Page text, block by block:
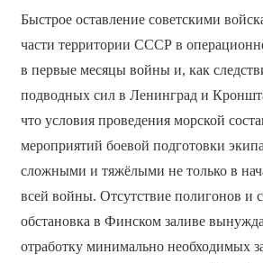
Быстрое оставление советскими
части территории СССР в
в первые месяцы войны и, как
подводных сил в Ленинград и
что условия проведения морской
мероприятий боевой подготовки
сложными и тяжёлыми не только в
всей войны. Отсутствие полигонов и
обстановка в Финском заливе
отработку минимально необходимых